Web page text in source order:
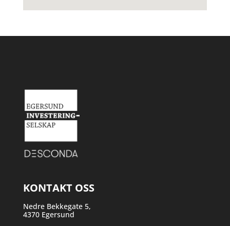
KONTAKT OSS
Nedre Bekkegate 5,
4370 Egersund